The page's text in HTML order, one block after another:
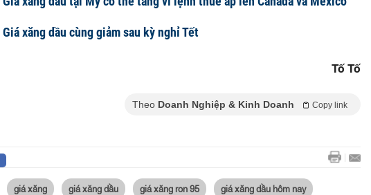
Giá xăng dầu cùng giảm sau kỳ nghỉ Tết
Tố Tố
Theo Doanh Nghiệp & Kinh Doanh Copy link
giá xăng giá xăng dầu giá xăng ron 95 giá xăng dầu hôm nay